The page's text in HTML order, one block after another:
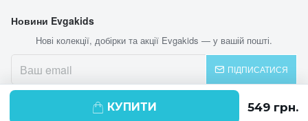
КУПИТИ
Новини Evgakids
Нові колекції, добірки та акції Evgakids — у вашій пошті.
ПІДПИСАТИСЯ